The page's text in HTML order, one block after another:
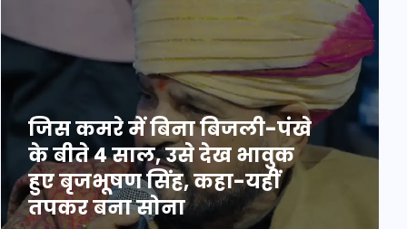
जिस कमरे में बिना बिजली-पंखे
के बीते 4 साल, उसे देख भावुक
हुए बृजभूषण सिंह, कहा-यहीं
तपकर बना सोना